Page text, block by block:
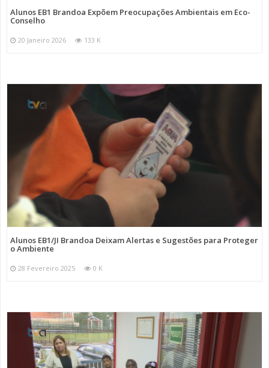
Alunos EB1 Brandoa Expõem Preocupações Ambientais em Eco-
Conselho
20 Janeiro 2026 133 K
Alunos EB1/JI Brandoa Deixam Alertas e Sugestões para Proteger
o Ambiente
28 Fevereiro 2025 0 K